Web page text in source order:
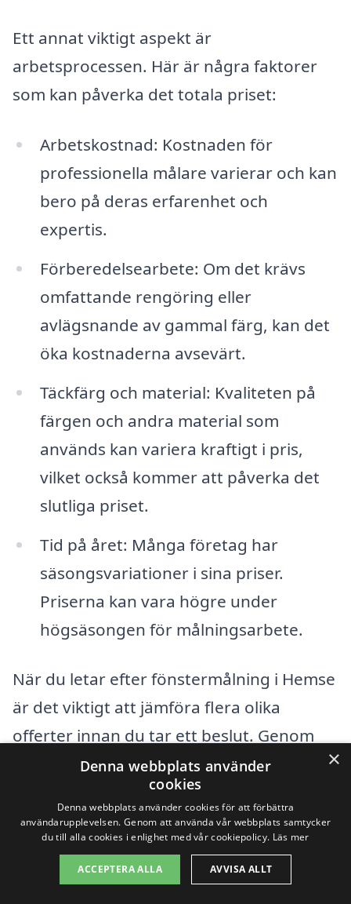
Ett annat viktigt aspekt är
arbetsprocessen. Här är några faktorer
som kan påverka det totala priset:
Arbetskostnad: Kostnaden för
professionella målare varierar och kan
bero på deras erfarenhet och
expertis.
Förberedelsearbete: Om det krävs
omfattande rengöring eller
avlägsnande av gammal färg, kan det
öka kostnaderna avsevärt.
Täckfärg och material: Kvaliteten på
färgen och andra material som
används kan variera kraftigt i pris,
vilket också kommer att påverka det
slutliga priset.
Tid på året: Många företag har
säsongsvariationer i sina priser.
Priserna kan vara högre under
högsäsongen för målningsarbete.
När du letar efter fönstermålning i Hemse
är det viktigt att jämföra flera olika
offerter innan du tar ett beslut. Genom
att skicka ut förfrågningar till olika företag
kan du se vad som ingår i deras tjänster
och hur deras priser skiftar. Genom att
använda en plattform som xn--
fnstermlning-pris-frb03a.se kan du enkelt
×
Denna webbplats använder
cookies
Denna webbplats använder cookies för att förbättra
användarupplevelsen. Genom att använda vår webbplats samtycker
du till alla cookies i enlighet med vår cookiepolicy. Läs mer
ACCEPTERA ALLA AVVISA ALLT